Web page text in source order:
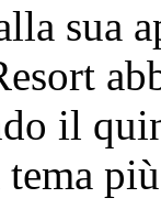
sua
il